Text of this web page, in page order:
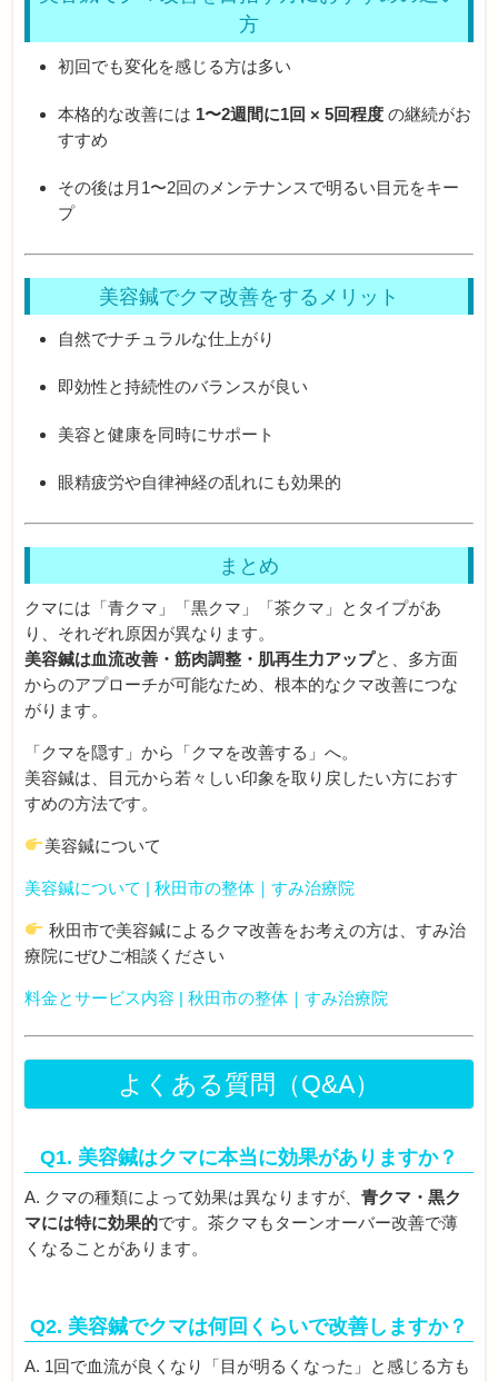
方
初回でも変化を感じる方は多い
本格的な改善には 1〜2週間に1回 × 5回程度 の継続がお
すすめ
その後は月1〜2回のメンテナンスで明るい目元をキー
プ
美容鍼でクマ改善をするメリット
自然でナチュラルな仕上がり
即効性と持続性のバランスが良い
美容と健康を同時にサポート
眼精疲労や自律神経の乱れにも効果的
まとめ
クマには「青クマ」「黒クマ」「茶クマ」とタイプがあ
り、それぞれ原因が異なります。
美容鍼は血流改善・筋肉調整・肌再生力アップと、多方面
からのアプローチが可能なため、根本的なクマ改善につな
がります。
「クマを隠す」から「クマを改善する」へ。
美容鍼は、目元から若々しい印象を取り戻したい方におす
すめの方法です。
美容鍼について
美容鍼について | 秋田市の整体｜すみ治療院
秋田市で美容鍼によるクマ改善をお考えの方は、すみ治
療院にぜひご相談ください
料金とサービス内容 | 秋田市の整体｜すみ治療院
よくある質問（Q&A）
Q1. 美容鍼はクマに本当に効果がありますか？
A. クマの種類によって効果は異なりますが、青クマ・黒ク
マには特に効果的です。茶クマもターンオーバー改善で薄
くなることがあります。
Q2. 美容鍼でクマは何回くらいで改善しますか？
A. 1回で血流が良くなり「目が明るくなった」と感じる方も